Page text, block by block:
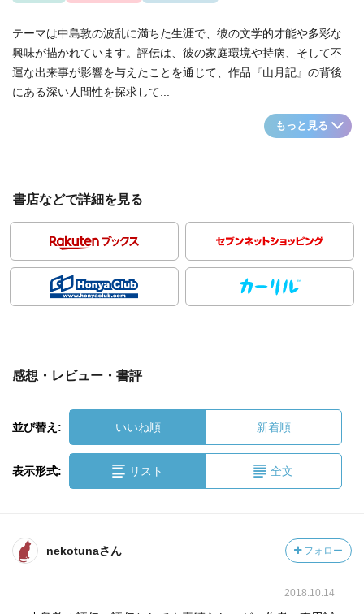
テーマは中島敦の波乱に満ちた生涯で、彼の文学的才能や多彩な
興味が描かれています。評伝は、彼の家庭環境や持病、そして不
運な出来事が影響を与えたことを通じて、作品『山月記』の背後
にある深い人間性を探求して...
もっと見る
書店などで詳細を見る
感想・レビュー・書評
並び替え: いいね順 新着順
表示形式: リスト 全文
nekotunaさん フォロー
2018.10.14